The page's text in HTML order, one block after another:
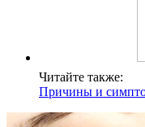
Читайте также:
Причины и